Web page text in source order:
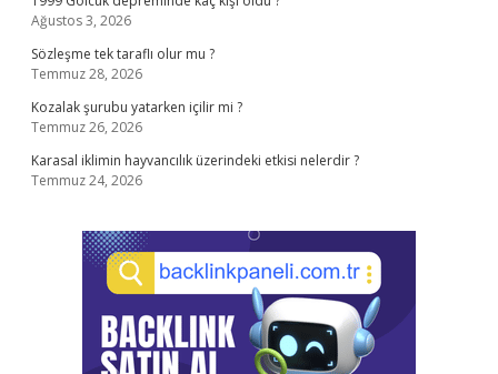
Ağustos 3, 2026
Sözleşme tek taraflı olur mu ?
Temmuz 28, 2026
Kozalak şurubu yatarken içilir mi ?
Temmuz 26, 2026
Karasal iklimin hayvancılık üzerindeki etkisi nelerdir ?
Temmuz 24, 2026